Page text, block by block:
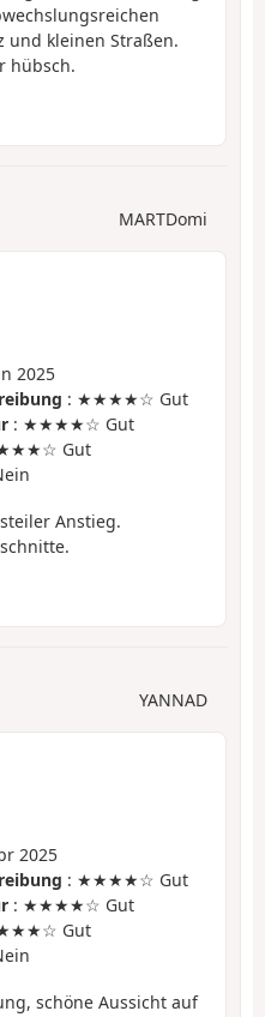
und kleinen Straßen.
hübsch.
MARTDomi
2025
: ★★★★☆ Gut
: ★★★★☆ Gut
Gut
Anstieg.
YANNAD
2025
: ★★★★☆ Gut
: ★★★★☆ Gut
Gut
schöne Aussicht auf